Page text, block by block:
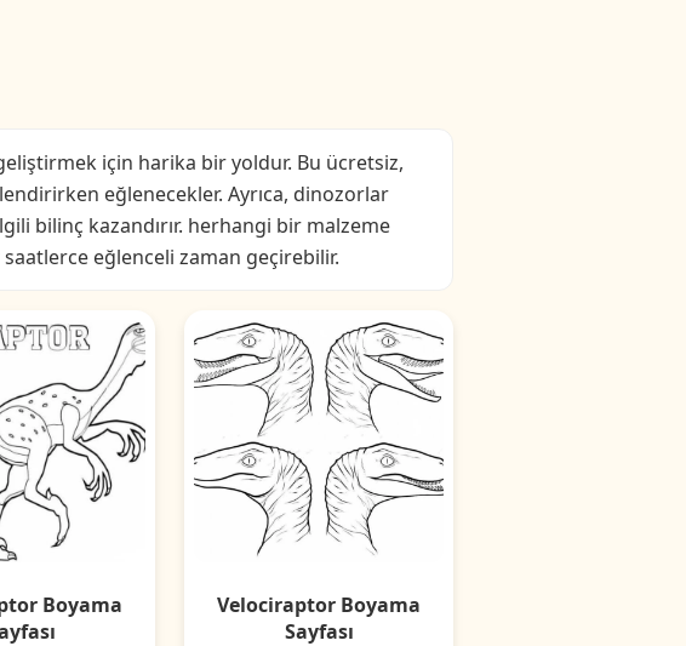
için harika bir yoldur. Bu ücretsiz,
eğlenecekler. Ayrıca, dinozorlar
bilinç kazandırır. herhangi bir malzeme
eğlenceli zaman geçirebilir.
Boyama
Velociraptor Boyama
Sayfası